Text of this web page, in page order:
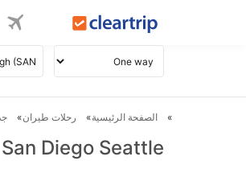
الصفحة الرئيسية رحلات طيران
San Diego Seattle جدول الطيران